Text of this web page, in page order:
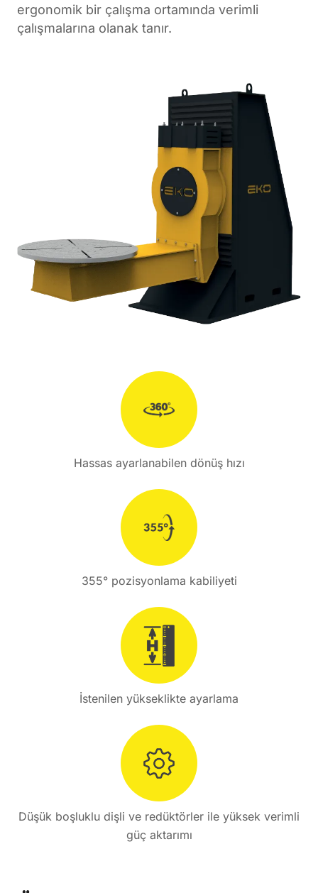
ergonomik bir çalışma ortamında verimli
çalışmalarına olanak tanır.
Hassas ayarlanabilen dönüş hızı
355° pozisyonlama kabiliyeti
İstenilen yükseklikte ayarlama
Düşük boşluklu dişli ve redüktörler ile yüksek verimli
güç aktarımı